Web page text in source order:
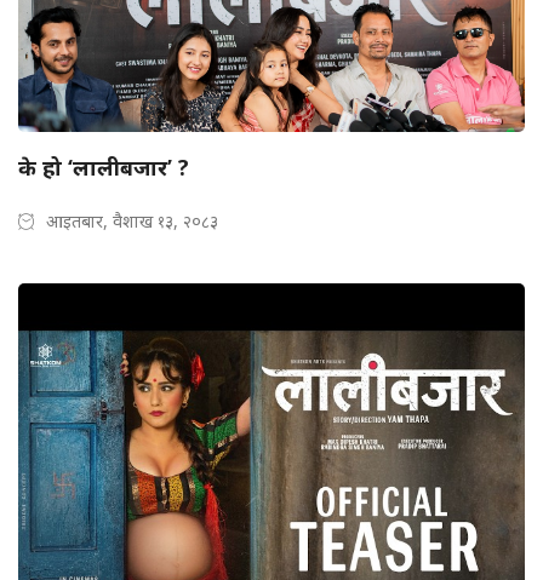
के हो ‘लालीबजार’ ?
आइतबार, वैशाख १३, २०८३